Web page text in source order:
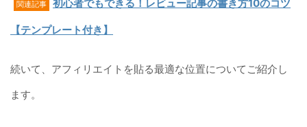
関連記事 初心者でもできる！レビュー記事の書き方10のコツ
【テンプレート付き】
続いて、アフィリエイトを貼る最適な位置についてご紹介し
ます。